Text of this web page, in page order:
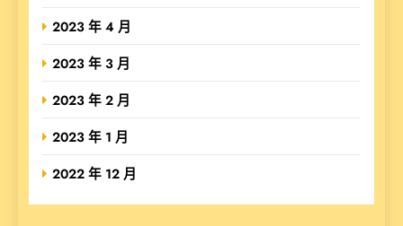
2023 年 4 月
2023 年 3 月
2023 年 2 月
2023 年 1 月
2022 年 12 月